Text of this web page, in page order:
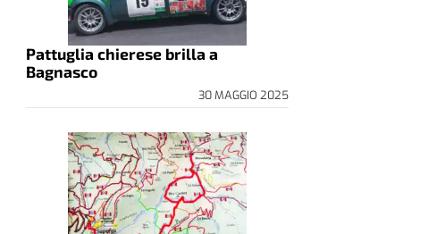
Pattuglia chierese brilla a
Bagnasco
30 MAGGIO 2025